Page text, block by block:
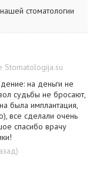
стоматологии
Stomatologija.su
на деньги не
судьбы не бросают,
была имплантация,
все сделали очень
спасибо врачу